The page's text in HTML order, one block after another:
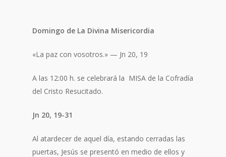
Domingo de La Divina Misericordia
«La paz con vosotros.» — Jn 20, 19
A las 12:00 h. se celebrará la MISA de la Cofradía
del Cristo Resucitado.
Jn 20, 19-31
Al atardecer de aquel día, estando cerradas las
puertas, Jesús se presentó en medio de ellos y